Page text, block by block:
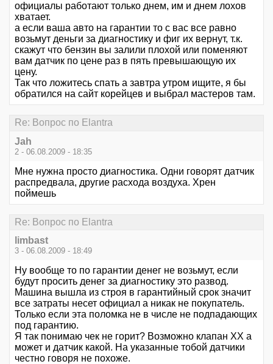
официалы работают только днем, им и днем лохов
хватает.
а если ваша авто на гарантии то с вас все равно
возьмут деньги за диагностику и фиг их вернут, т.к.
скажут что бензин вы залили плохой или поменяют
вам датчик по цене раз в пять превышающую их
цену.
Так что ложитесь спать а завтра утром ищите, я бы
обратился на сайт корейцев и выбрал мастеров там.
Re: Вопрос по Elantra
Jah
2 - 06.08.2009 - 18:35
Мне нужна просто диагностика. Одни говорят датчик
распредвала, другие расхода воздуха. Хрен
поймешь
Re: Вопрос по Elantra
limbast
3 - 06.08.2009 - 18:49
Ну вообще то по гарантии денег не возьмут, если
будут просить денег за диагностику это развод.
Машина вышла из строя в гарантийный срок значит
все затраты несет официал а никак не покупатель.
Только если эта поломка не в числе не подпадающих
под гарантию.
Я так понимаю чек не горит? Возможно клапан ХХ а
может и датчик какой. На указанные тобой датчики
честно говоря не похоже.